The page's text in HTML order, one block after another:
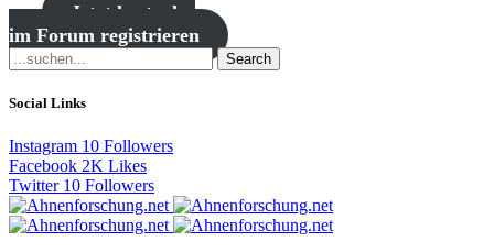
Jetzt kostenlos
im Forum registrieren
Search
Social Links
Instagram 10 Followers
Facebook 2K Likes
Twitter 10 Followers